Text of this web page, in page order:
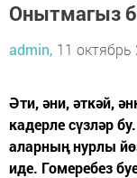
Онытмагыз
admin, 11 октябрь
Әти, әни, әткәй,
кадерле сүзләр
аларның нурлы
иде. Гомеребез